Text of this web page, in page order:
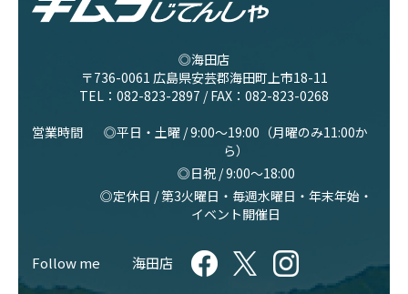
◎海田店
〒736-0061 広島県安芸郡海田町上市18-11
TEL： 082-823-2897 / FAX：082-823-0268
営業時間
◎平日・土曜 / 9:00〜19:00（月曜のみ11:00か
ら）
◎日祝 / 9:00〜18:00
◎定休日 / 第3火曜日・毎週水曜日・年末年始・
イベント開催日
Follow me 海田店